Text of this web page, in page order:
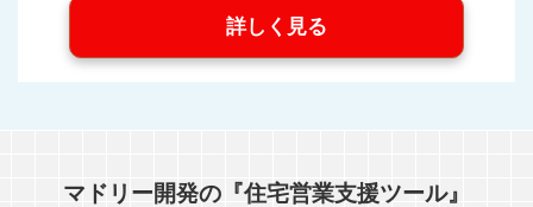
詳しく見る
マドリー開発の『住宅営業支援ツール』